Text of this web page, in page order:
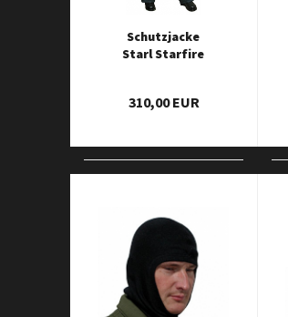
Schutzjacke
Starl Starfire
310,00 EUR